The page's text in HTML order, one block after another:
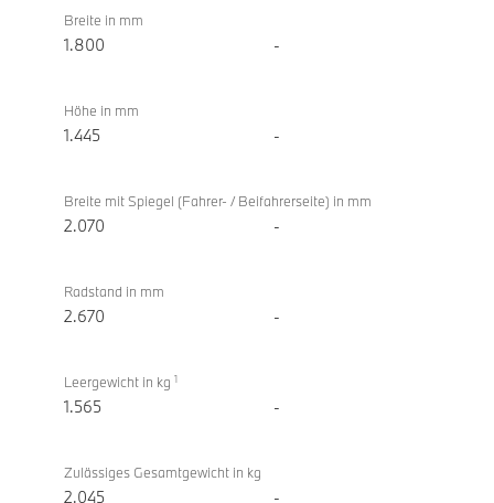
Breite in mm
1.800 -
Höhe in mm
1.445 -
Breite mit Spiegel (Fahrer- / Beifahrerseite) in mm
2.070 -
Radstand in mm
2.670 -
Leergewicht in kg 1
1.565 -
Zulässiges Gesamtgewicht in kg
2.045 -